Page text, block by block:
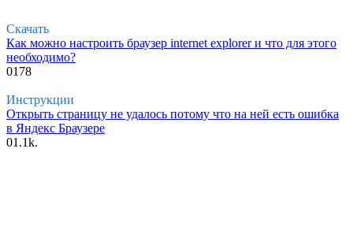
Скачать
Как можно настроить браузер internet explorer и что для этого
необходимо?
0178
Инструкции
Открыть страницу не удалось потому что на ней есть ошибка
в Яндекс Браузере
01.1k.